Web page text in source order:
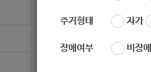
주거형태 자가
장애여부 비장